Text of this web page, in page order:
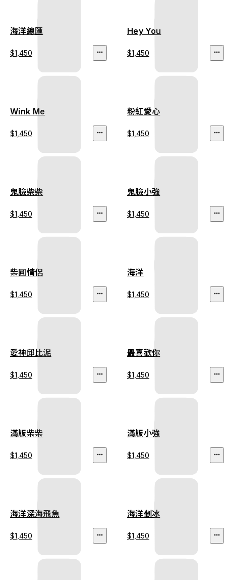
海洋總匯
$1,450
Hey You
$1,450
Wink Me
$1,450
粉紅愛心
$1,450
鬼臉柴柴
$1,450
鬼臉小強
$1,450
柴圓情侶
$1,450
海洋
$1,450
愛神邱比泥
$1,450
最喜歡你
$1,450
滿版柴柴
$1,450
滿版小強
$1,450
海洋深海飛魚
$1,450
海洋剉冰
$1,450